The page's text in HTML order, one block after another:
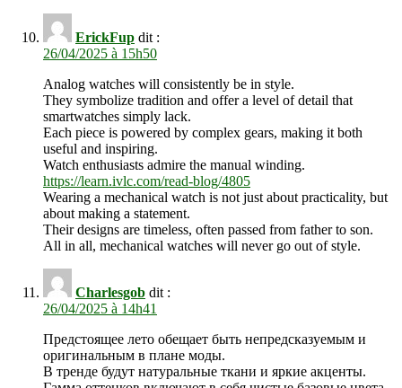
ErickFup dit :
26/04/2025 à 15h50
Analog watches will consistently be in style.
They symbolize tradition and offer a level of detail that
smartwatches simply lack.
Each piece is powered by complex gears, making it both
useful and inspiring.
Watch enthusiasts admire the manual winding.
https://learn.ivlc.com/read-blog/4805
Wearing a mechanical watch is not just about practicality, but
about making a statement.
Their designs are timeless, often passed from father to son.
All in all, mechanical watches will never go out of style.
Charlesgob dit :
26/04/2025 à 14h41
Предстоящее лето обещает быть непредсказуемым и
оригинальным в плане моды.
В тренде будут натуральные ткани и яркие акценты.